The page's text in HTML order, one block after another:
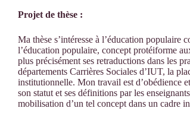
Projet de thèse :
Ma thèse s’intéresse à l’éducation populaire
l’éducation populaire, concept protéiforme
plus précisément ses retraductions dans les
départements Carrières Sociales d’IUT, la
institutionnelle. Mon travail est d’obédience
son statut et ses définitions par les
mobilisation d’un tel concept dans un cadre